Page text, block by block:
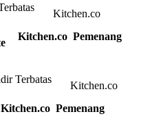
Kitchen.co
Kitchen.co Pemenang
Terbatas
Kitchen.co
Kitchen.co Pemenang